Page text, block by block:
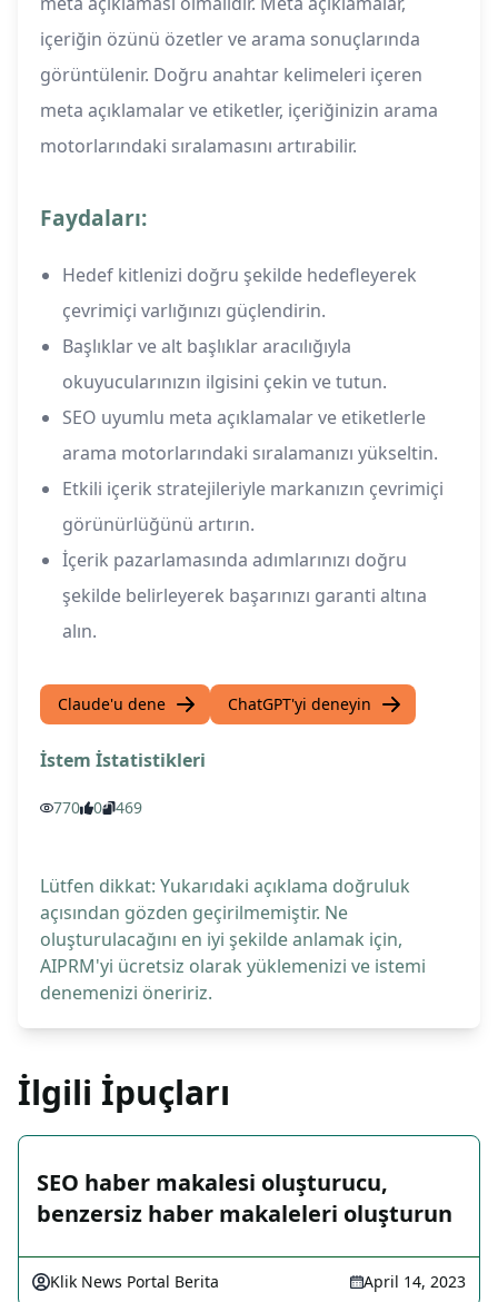
içeriğin özünü özetler ve arama sonuçlarında
görüntülenir. Doğru anahtar kelimeleri içeren
meta açıklamalar ve etiketler, içeriğinizin arama
motorlarındaki sıralamasını artırabilir.
Faydaları:
Hedef kitlenizi doğru şekilde hedefleyerek
çevrimiçi varlığınızı güçlendirin.
Başlıklar ve alt başlıklar aracılığıyla
okuyucularınızın ilgisini çekin ve tutun.
SEO uyumlu meta açıklamalar ve etiketlerle
arama motorlarındaki sıralamanızı yükseltin.
Etkili içerik stratejileriyle markanızın çevrimiçi
görünürlüğünü artırın.
İçerik pazarlamasında adımlarınızı doğru
şekilde belirleyerek başarınızı garanti altına
alın.
Claude'u dene ChatGPT'yi deneyin
İstem İstatistikleri
770 0 469
Lütfen dikkat: Yukarıdaki açıklama doğruluk
açısından gözden geçirilmemiştir. Ne
oluşturulacağını en iyi şekilde anlamak için,
AIPRM'yi ücretsiz olarak yüklemenizi ve istemi
denemenizi öneririz.
İlgili İpuçları
SEO haber makalesi oluşturucu,
benzersiz haber makaleleri oluşturun
Klik News Portal Berita April 14, 2023